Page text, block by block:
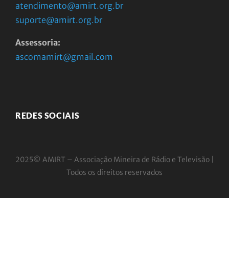
atendimento@amirt.org.br
suporte@amirt.org.br
Assessoria:
ascomamirt@gmail.com
REDES SOCIAIS
2025© AMIRT – Associação Mineira de Rádio e Televisão |
Todos os direitos reservados